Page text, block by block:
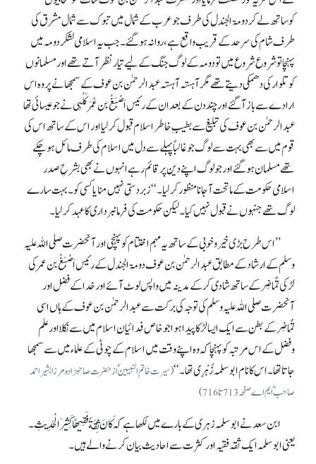
کوساتھ لے کر دومۃ الجندل کی طرف جو عرب کے شمال میں تبوک سے شمال مشرق کی
طرف شام کی سرحد کے قریب واقع ہے، روانہ ہو گئے۔ جب یہ اسلامی لشکر دومہ میں
پہنچا توشروع شروع میں تو دومہ کے لوگ جنگ کے لیے تیار نظر آتے تھے اور مسلمانوں
کو تلوار کی دھمکی دیتے تھے مگر آہستہ آہستہ عبدالرحمٰن بن عوف کے سمجھانے پر وہ اس
ارادے سے باز آگئے اور چند دن کے بعد ان کے رئیس اَصْبَغْ بن عُمَر کَلْبِی نے جو عیسائی تھا
عبدالرحمٰن بن عوف کی تبلیغ سے بطیبِ خاطر اسلام قبول کر لیا اور اس کے ساتھ اس کی
قوم میں سے بھی بہت سے لوگ جو غالباً پہلے سے دل میں اسلام کی طرف مائل ہو چکے
تھے مسلمان ہو گئے اور جو لوگ اپنے دین پر قائم رہے انہوں نے بھی بشرحِ صدر
اسلامی حکومت کے ماتحت آجانا منظور کر لیا۔‘‘ زبردستی نہیں منایا کسی کو۔ بہت سارے
لوگ تھے جنہوں نے قبول نہیں کیا۔ لیکن حکومت کی فرمانبرداری کا عہد کر لیا۔
’’ اس طرح بڑی خیروخوبی کے ساتھ یہ مہم اختتام کو پہنچی اور آنحضرت صلی اللہ علیہ
وسلم کے ارشاد کے مطابق عبدالرحمٰن بن عوف دومۃ الجندل کے رئیس اَصْبَغْ بن عمر کی
لڑکی تُمَاضِر کے ساتھ شادی کرکے مدینہ میں واپس لوٹ آئے اور خدا کے فضل اور
آنحضرت صلی اللہ علیہ وسلم کی توجہ کی برکت سے عبدالرحمٰن بن عوف کے ہاں اسی
تُمَاضِر کے بطن سے ایک ایسا لڑکا پیدا ہوا جو خاص فدائیان اسلام میں سے نکلا اور علم
وفضل کے اس مرتبہ کو پہنچا کہ وہ اپنے وقت میں اسلام کے چوٹی کے علماء میں سے سمجھا
جاتا تھا۔ اس کا نام ابوسلمہ زُہْرِی تھا۔ ‘‘(سیرت خاتم النبیینؐ از حضرت صاحبزادہ مرزا بشیر احمد
صاحبؓ ایم اے صفحہ 713تا716)
ابن سعد نے ابوسلمہ زہری کے بارے میں لکھا ہے کہ كَانَ ثِقَةً فَقِيهًا كَثِيرَ الْحَدِيثِ۔
یعنی ابو سلمہ ایک ثقہ فقیہ اور کثرت سے احادیث بیان کرنے والے ہیں۔